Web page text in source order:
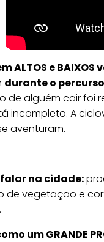
ALTOS e BAIXOS
durante o percurso
de alguém cair
incompleto. A
aventuram.
na cidade:
de vegetação e
.
um GRANDE